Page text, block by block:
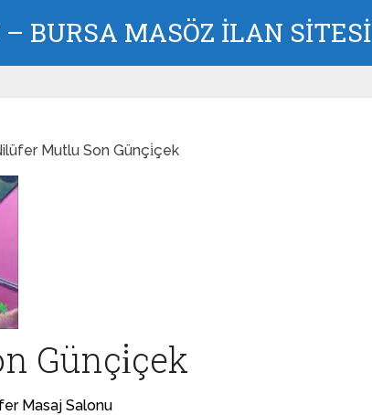
BURSA MASÖZ İLAN SİTESİ
Mutlu Son Günçi̇çek
Günçi̇çek
Masaj Salonu